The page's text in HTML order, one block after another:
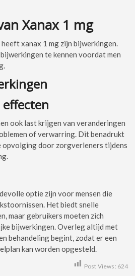
Xanax 1 mg
xanax 1 mg zijn bijwerkingen.
te kennen voordat men
effecten
ook last krijgen van veranderingen
of verwarring. Dit benadrukt
opvolging door zorgverleners tijdens
optie zijn voor mensen die
Het biedt snelle
maar gebruikers moeten zich
bijwerkingen. Overleg altijd met
behandeling begint, zodat er een
kan worden opgesteld.
Post Views: 624